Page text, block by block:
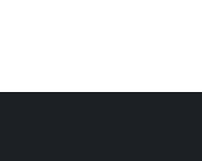
art. 24